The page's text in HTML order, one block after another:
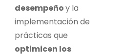
desempeñoy la
implementación de
prácticas que
optimicen los